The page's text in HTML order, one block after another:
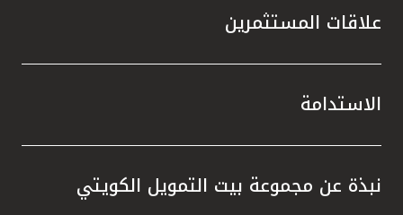
علاقات المستثمرين
الاستدامة
نبذة عن مجموعة بيت التمويل الكويتي